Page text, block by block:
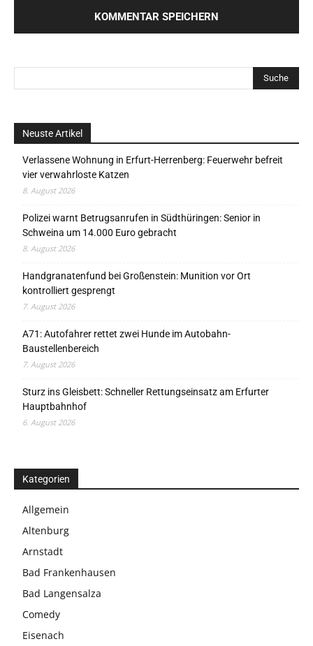
Neuste Artikel
Verlassene Wohnung in Erfurt-Herrenberg: Feuerwehr befreit
vier verwahrloste Katzen
8. August 2026
Polizei warnt Betrugsanrufen in Südthüringen: Senior in
Schweina um 14.000 Euro gebracht
8. August 2026
Handgranatenfund bei Großenstein: Munition vor Ort
kontrolliert gesprengt
7. August 2026
A71: Autofahrer rettet zwei Hunde im Autobahn-
Baustellenbereich
7. August 2026
Sturz ins Gleisbett: Schneller Rettungseinsatz am Erfurter
Hauptbahnhof
6. August 2026
Kategorien
Allgemein
Altenburg
Arnstadt
Bad Frankenhausen
Bad Langensalza
Comedy
Eisenach